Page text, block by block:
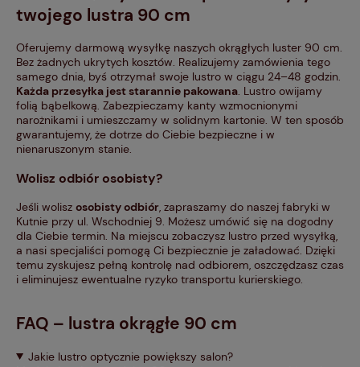
twojego lustra 90 cm
Oferujemy darmową wysyłkę naszych okrągłych luster 90 cm.
Bez żadnych ukrytych kosztów. Realizujemy zamówienia tego
samego dnia, byś otrzymał swoje lustro w ciągu 24–48 godzin.
Każda przesyłka jest starannie pakowana. Lustro owijamy
folią bąbelkową. Zabezpieczamy kanty wzmocnionymi
narożnikami i umieszczamy w solidnym kartonie. W ten sposób
gwarantujemy, że dotrze do Ciebie bezpieczne i w
nienaruszonym stanie.
Wolisz odbiór osobisty?
Jeśli wolisz osobisty odbiór, zapraszamy do naszej fabryki w
Kutnie przy ul. Wschodniej 9. Możesz umówić się na dogodny
dla Ciebie termin. Na miejscu zobaczysz lustro przed wysyłką,
a nasi specjaliści pomogą Ci bezpiecznie je załadować. Dzięki
temu zyskujesz pełną kontrolę nad odbiorem, oszczędzasz czas
i eliminujesz ewentualne ryzyko transportu kurierskiego.
FAQ – lustra okrągłe 90 cm
Jakie lustro optycznie powiększy salon?